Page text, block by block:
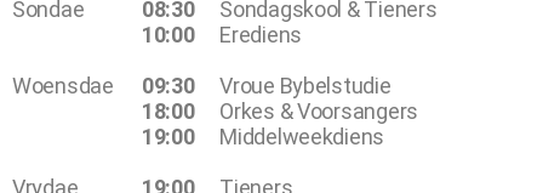
Sondae
Woensdae
Vrydae
08:30
10:00
09:30
18:00
19:00
19:00
Sondagskool & Tieners
Erediens
Vroue Bybelstudie
Orkes & Voorsangers
Middelweekdiens
Tieners